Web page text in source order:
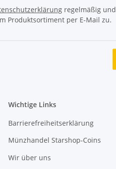
regelmäßig und
Produktsortiment per E-Mail zu.
Wichtige Links
Barrierefreiheitserklärung
Münzhandel Starshop-Coins
Wir über uns